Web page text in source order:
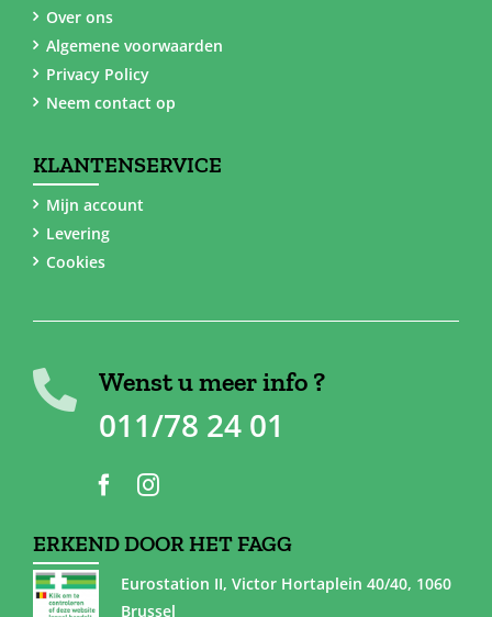
Over ons
Algemene voorwaarden
Privacy Policy
Neem contact op
KLANTENSERVICE
Mijn account
Levering
Cookies
Wenst u meer info ?
011/78 24 01
ERKEND DOOR HET FAGG
Eurostation II, Victor Hortaplein 40/40, 1060
Brussel